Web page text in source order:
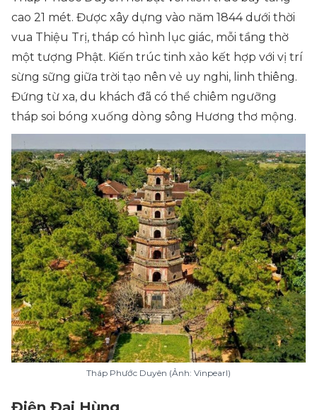
cao 21 mét. Được xây dựng vào năm 1844 dưới thời
vua Thiệu Trị, tháp có hình lục giác, mỗi tầng thờ
một tượng Phật. Kiến trúc tinh xảo kết hợp với vị trí
sừng sững giữa trời tạo nên vẻ uy nghi, linh thiêng.
Đứng từ xa, du khách đã có thể chiêm ngưỡng
tháp soi bóng xuống dòng sông Hương thơ mộng.
Tháp Phước Duyên (Ảnh: Vinpearl)